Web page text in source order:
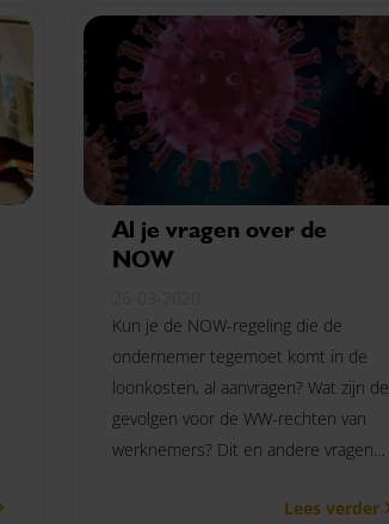
Al je vragen over de
NOW
Kun je de NOW-regeling die de
ondernemer tegemoet komt in de
loonkosten, al aanvragen? Wat zijn de
gevolgen voor de WW-rechten van
werknemers? Dit en andere vragen
Lees verder